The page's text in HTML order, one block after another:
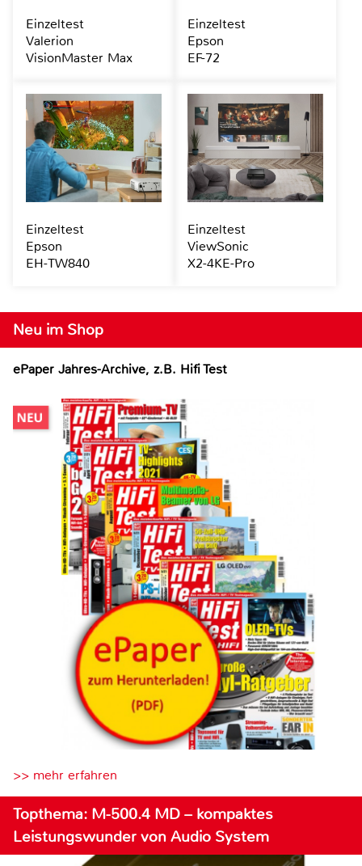
Neu im Shop
ePaper Jahres-Archive, z.B. Hifi Test
>> mehr erfahren
Topthema: M-500.4 MD – kompaktes
Leistungswunder von Audio System
Einzeltest
Valerion
VisionMaster Max
Einzeltest
Epson
EF-72
Einzeltest
Epson
EH-TW840
Einzeltest
ViewSonic
X2-4KE-Pro